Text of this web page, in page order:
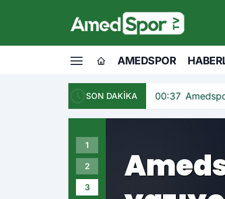
AMEDSPOR
SON DAKİKA
00:37 Amedspor'dan
1
2
3